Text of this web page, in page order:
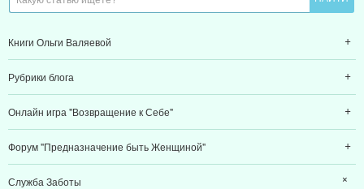
Книги Ольги Валяевой
Рубрики блога
Онлайн игра "Возвращение к Себе"
Форум "Предназначение быть Женщиной"
Служба Заботы